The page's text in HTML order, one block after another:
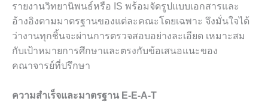
รายงานวิทยานิพนธ์หรือ IS พร้อมจัดรูปแบบเอกสารและ
อ้างอิงตามมาตรฐานของแต่ละคณะโดยเฉพาะ จึงมั่นใจได้
ว่างานทุกชิ้นจะผ่านการตรวจสอบอย่างละเอียด เหมาะสม
กับเป้าหมายการศึกษาและตรงกับข้อเสนอแนะของ
คณาจารย์ที่ปรึกษา
ความสำเร็จและมาตรฐาน E-E-A-T